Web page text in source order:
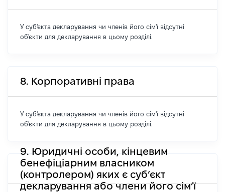
У суб'єкта декларування чи членів його сім'ї відсутні
об'єкти для декларування в цьому розділі.
8. Корпоративні права
У суб'єкта декларування чи членів його сім'ї відсутні
об'єкти для декларування в цьому розділі.
9. Юридичні особи, кінцевим
бенефіціарним власником
(контролером) яких є суб’єкт
декларування або члени його сім’ї